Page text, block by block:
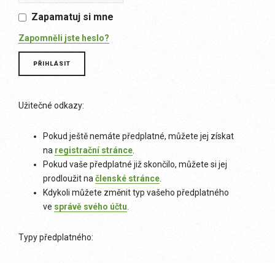
Zapamatuj si mne
Zapomněli jste heslo?
Užitečné odkazy:
Pokud ještě nemáte předplatné, můžete jej získat
na registrační stránce
Pokud vaše předplatné již skončilo, můžete si jej
prodloužit na členské stránce
Kdykoli můžete změnit typ vašeho předplatného
ve správě svého účtu
Typy předplatného: